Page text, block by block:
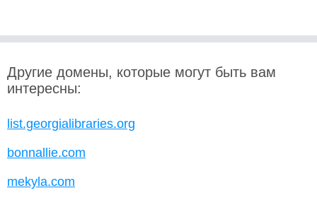
Другие домены, которые могут быть вам
интересны:
list.georgialibraries.org
bonnallie.com
mekyla.com